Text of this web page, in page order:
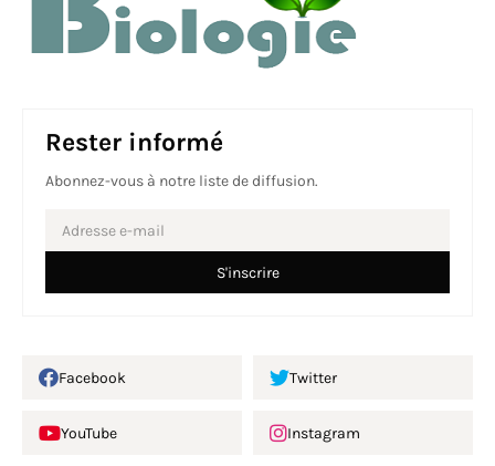
Rester informé
Abonnez-vous à notre liste de diffusion.
Facebook Twitter
YouTube Instagram